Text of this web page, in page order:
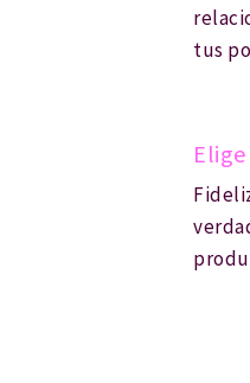
tus
Elige